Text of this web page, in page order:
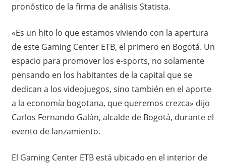
pronóstico de la firma de análisis Statista.
«Es un hito lo que estamos viviendo con la apertura
de este Gaming Center ETB, el primero en Bogotá. Un
espacio para promover los e-sports, no solamente
pensando en los habitantes de la capital que se
dedican a los videojuegos, sino también en el aporte
a la economía bogotana, que queremos crezca» dijo
Carlos Fernando Galán, alcalde de Bogotá, durante el
evento de lanzamiento.
El Gaming Center ETB está ubicado en el interior de